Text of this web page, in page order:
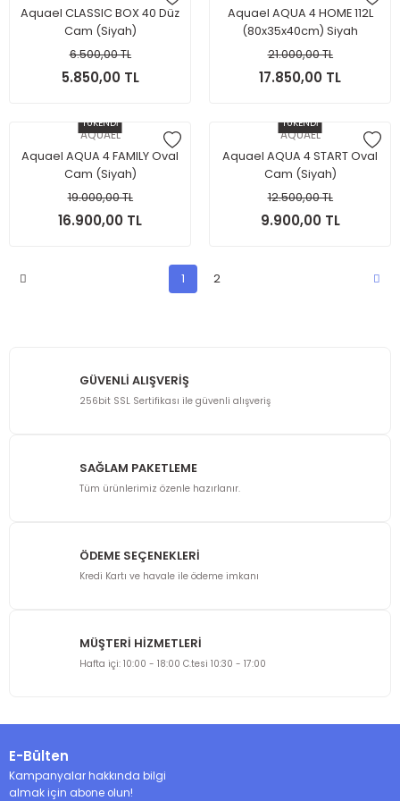
Aquael CLASSIC BOX 40 Düz
Cam (Siyah)
6.500,00 TL
5.850,00 TL
Aquael AQUA 4 HOME 112L
(80x35x40cm) Siyah
21.000,00 TL
17.850,00 TL
TÜKENDİ
AQUAEL
Aquael AQUA 4 FAMILY Oval
Cam (Siyah)
19.000,00 TL
16.900,00 TL
TÜKENDİ
AQUAEL
Aquael AQUA 4 START Oval
Cam (Siyah)
12.500,00 TL
9.900,00 TL
1 2
GÜVENLİ ALIŞVERİŞ
256bit SSL Sertifikası ile güvenli alışveriş
SAĞLAM PAKETLEME
Tüm ürünlerimiz özenle hazırlanır.
ÖDEME SEÇENEKLERİ
Kredi Kartı ve havale ile ödeme imkanı
MÜŞTERİ HİZMETLERİ
Hafta içi: 10:00 - 18:00 C.tesi 10:30 - 17:00
E-Bülten
Kampanyalar hakkında bilgi
almak için abone olun!